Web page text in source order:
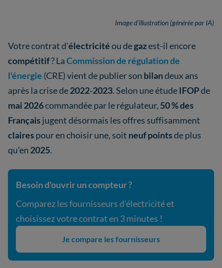
Image d'illustration (générée par IA)
Votre contrat d'électricitéou degazest-il encore
compétitif? LaCommission de régulation de
l'énergie (CRE) vient de publier son bilandeux ans
après la crise de2022-2023. Selon une étudeIFOPde
mai 2026commandée par le régulateur, 50 % des
Français jugent désormais les offres suffisamment
claires pour en choisir une, soit neuf pointsde plus
qu'en 2025.
Besoin d'ouvrir un compteur ?
Comparez les fournisseurs d'électricité et
choisissez votre contrat en 3 minutes !
Je compare les fournisseurs